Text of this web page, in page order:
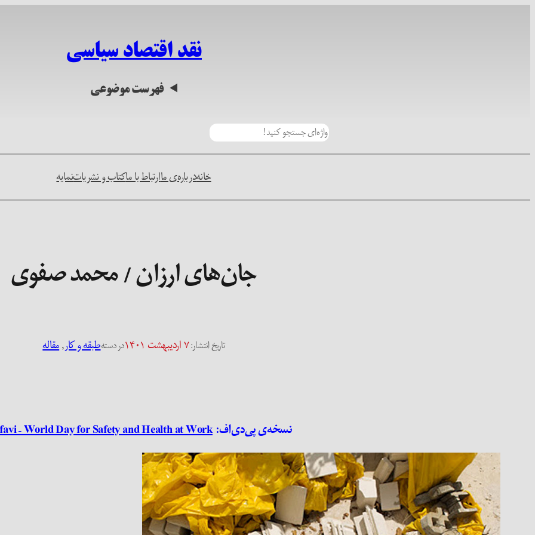
نقد اقتصاد سیاسی
فهرست موضوعی
خانهدرباره‌ی ماارتباط با ماکتاب و نشریاتنمایه
جان‌های ارزان / محمد صفوی
تاریخ انتشار:۷ اردیبهشت ۱۴۰۱ در دستهطبقه و کار, مقاله
نسخه‌ی پی‌دی‌اف:– World Day for Safety and Health at Work